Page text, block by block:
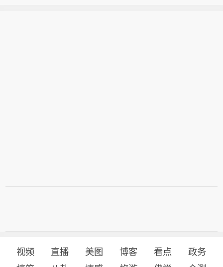
视频 直播 美图 博客 看点
政务